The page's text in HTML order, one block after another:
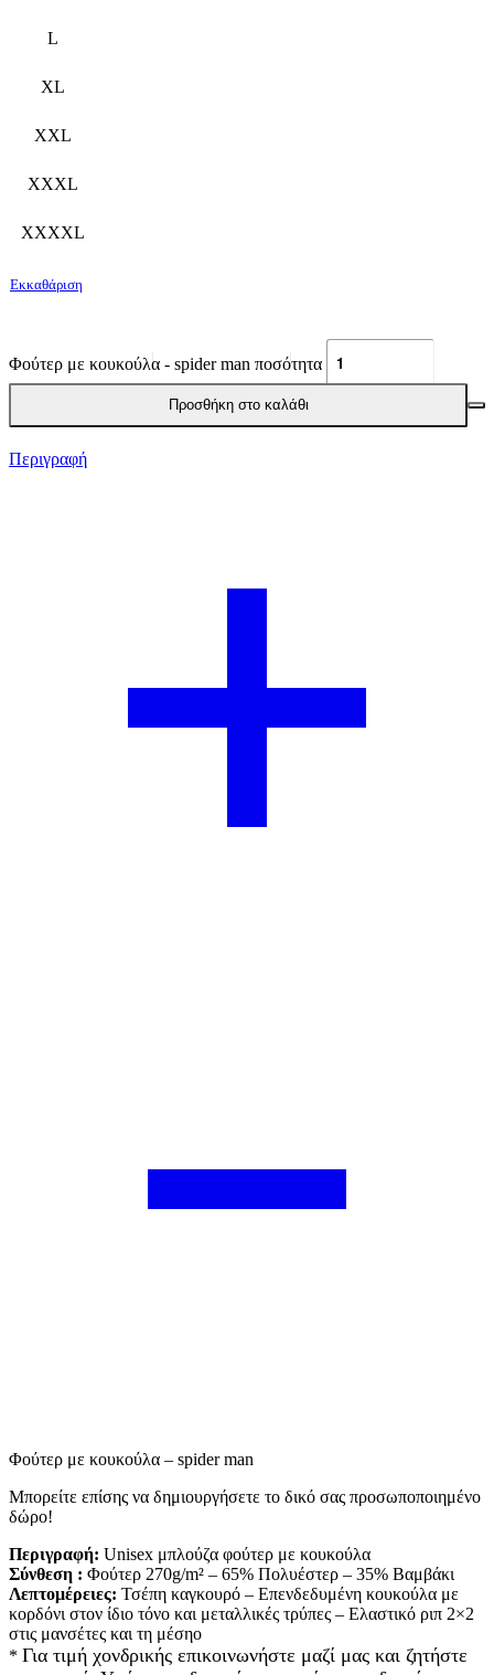
L
XL
XXL
XXXL
XXXXL
Εκκαθάριση
Φούτερ με κουκούλα - spider man ποσότητα
Προσθήκη στο καλάθι
Περιγραφή
Φούτερ με κουκούλα – spider man
Mπορείτε επίσης να δημιουργήσετε το δικό σας προσωποποιημένο
δώρο!
Περιγραφή: Unisex μπλούζα φούτερ με κουκούλα
Σύνθεση : Φούτερ 270g/m² – 65% Πολυέστερ – 35% Βαμβάκι
Λεπτομέρειες: Τσέπη καγκουρό – Επενδεδυμένη κουκούλα με
κορδόνι στον ίδιο τόνο και μεταλλικές τρύπες – Ελαστικό ριπ 2×2
στις μανσέτες και τη μέσηο
* Για τιμή χονδρικής επικοινωνήστε μαζί μας και ζητήστε